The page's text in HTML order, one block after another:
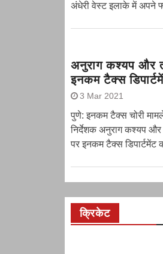
अंधेरी वेस्ट इलाके में अपने
अनुराग कश्यप और
इनकम टैक्स
3 Mar 2021
पुणे: इनकम टैक्स चोरी मामले
निर्देशक अनुराग कश्यप और
पर इनकम टैक्स डिपार्टमेंट
क्रिकेट